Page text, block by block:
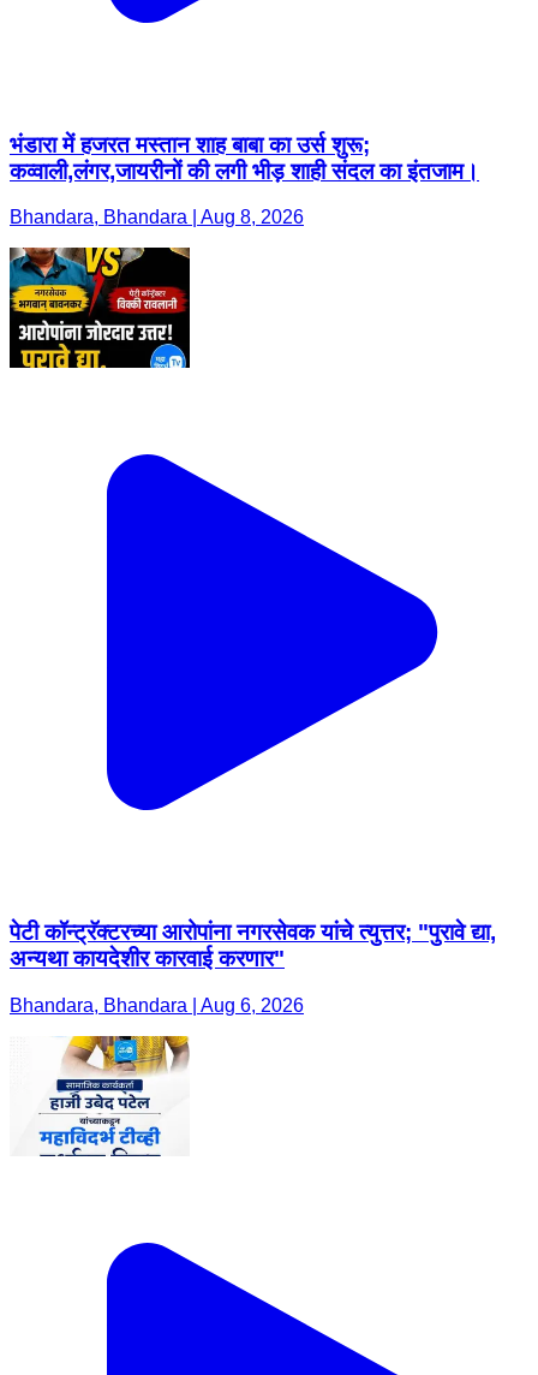
भंडारा में हजरत मस्तान शाह बाबा का उर्स शुरू;
कव्वाली,लंगर,जायरीनों की लगी भीड़ शाही संदल का इंतजाम।
Bhandara, Bhandara | Aug 8, 2026
पेटी कॉन्ट्रॅक्टरच्या आरोपांना नगरसेवक यांचे त्युत्तर; "पुरावे द्या,
अन्यथा कायदेशीर कारवाई करणार"
Bhandara, Bhandara | Aug 6, 2026